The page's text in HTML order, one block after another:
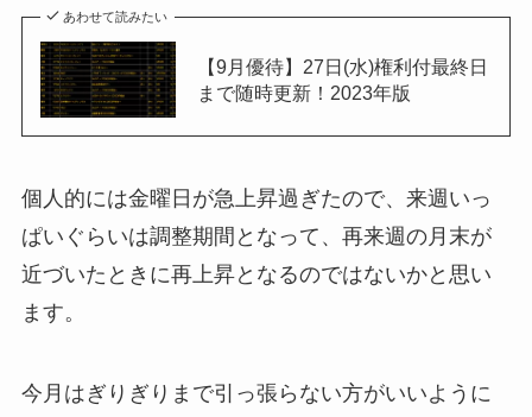
あわせて読みたい
【9月優待】27日(水)権利付最終日
まで随時更新！2023年版
個人的には金曜日が急上昇過ぎたので、来週いっ
ぱいぐらいは調整期間となって、再来週の月末が
近づいたときに再上昇となるのではないかと思い
ます。
今月はぎりぎりまで引っ張らない方がいいように